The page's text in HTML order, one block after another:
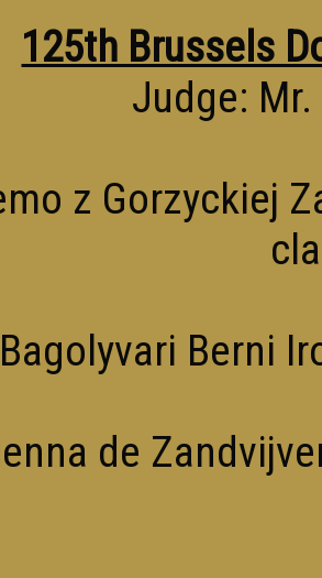
125th Brussels
Judge:
z Gorzyckiej
Bagolyvari Berni
de